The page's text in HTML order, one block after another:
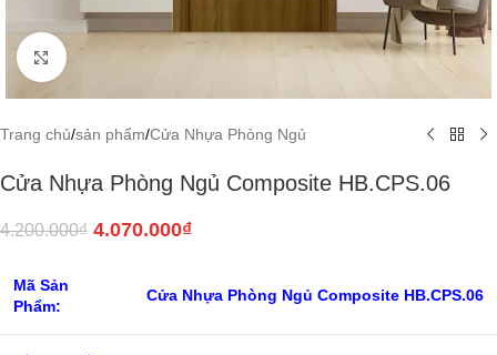
Click to enlarge
Trang chủ/sản phẩm/Cửa Nhựa Phòng Ngủ
Cửa Nhựa Phòng Ngủ Composite HB.CPS.06
4.200.000₫ 4.070.000₫
Mã Sản
Phẩm:
Cửa Nhựa Phòng Ngủ Composite HB.CPS.06